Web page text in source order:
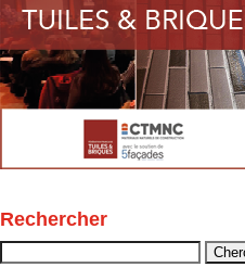
Rechercher